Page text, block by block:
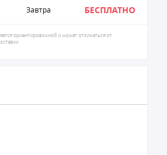
Завтра БЕСПЛАТНО
ориентировочной и может отличаться от